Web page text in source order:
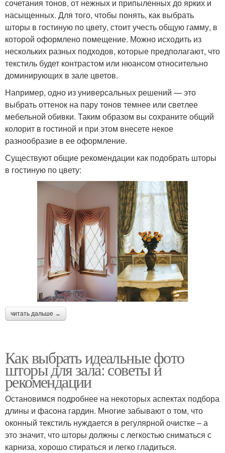
сочетания тонов, от нежных и припыленных до ярких и
насыщенных. Для того, чтобы понять, как выбрать
шторы в гостиную по цвету, стоит учесть общую гамму, в
которой оформлено помещение. Можно исходить из
нескольких разных подходов, которые предполагают, что
текстиль будет контрастом или нюансом относительно
доминирующих в зале цветов.
Например, одно из универсальных решений — это
выбрать оттенок на пару тонов темнее или светлее
мебельной обивки. Таким образом вы сохраните общий
колорит в гостиной и при этом внесете некое
разнообразие в ее оформление.
Существуют общие рекомендации как подобрать шторы
в гостиную по цвету:
читать дальше →
Как выбрать идеальные фото
шторы для зала: советы и
рекомендации
Остановимся подробнее на некоторых аспектах подбора
длины и фасона гардин. Многие забывают о том, что
оконный текстиль нуждается в регулярной очистке – а
это значит, что шторы должны с легкостью сниматься с
карниза, хорошо стираться и легко гладиться.